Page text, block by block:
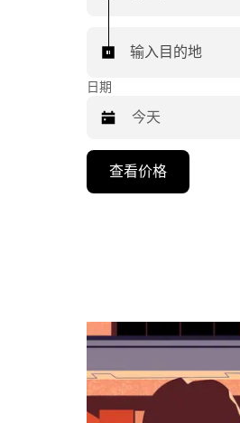
输入目的地
日期
向
览
历
查看价格